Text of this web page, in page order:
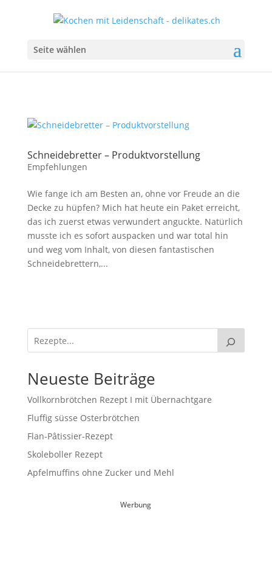
Seite wählen
Schneidebretter – Produktvorstellung
Empfehlungen
Wie fange ich am Besten an, ohne vor Freude an die
Decke zu hüpfen? Mich hat heute ein Paket erreicht,
das ich zuerst etwas verwundert anguckte. Natürlich
musste ich es sofort auspacken und war total hin
und weg vom Inhalt, von diesen fantastischen
Schneidebrettern,...
Neueste Beiträge
Vollkornbrötchen Rezept I mit Übernachtgare
Fluffig süsse Osterbrötchen
Flan-Pâtissier-Rezept
Skoleboller Rezept
Apfelmuffins ohne Zucker und Mehl
Werbung